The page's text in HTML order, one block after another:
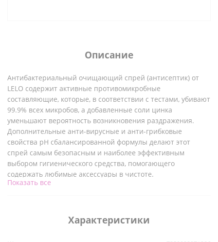
Описание
Антибактериальный очищающий спрей (антисептик) от
LELO содержит активные противомикробные
составляющие, которые, в соответствии с тестами, убивают
99.9% всех микробов, а добавленные соли цинка
уменьшают вероятность возникновения раздражения.
Дополнительные анти-вирусные и анти-грибковые
свойства рН сбалансированной формулы делают этот
спрей самым безопасным и наиболее эффективным
выбором гигиенического средства, помогающего
содержать любимые аксессуары в чистоте.
Инструкция: Нанесите спрей на поверхность аксессуара,
безопасной формуле, спрей не нужно смывать водой. Он
подходит для использования с силиконовыми, резиновыми
Показать все
Характеристики